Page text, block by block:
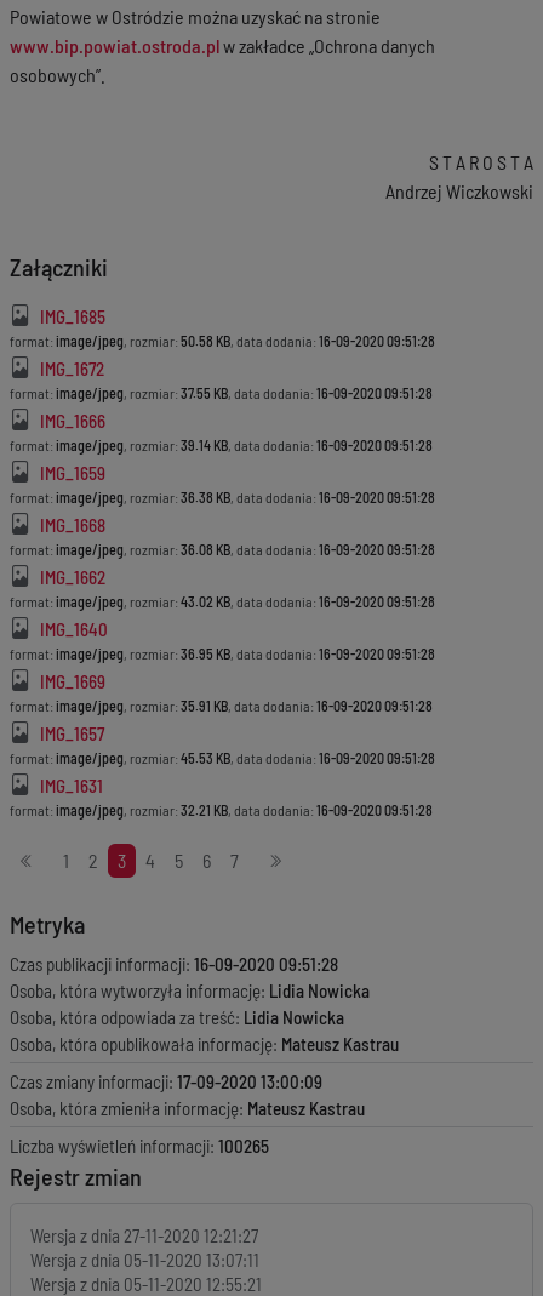
Powiatowe w Ostródzie można uzyskać na stronie
www.bip.powiat.ostroda.plw zakładce „Ochrona danych
osobowych”.
S T A R O S T A
Andrzej Wiczkowski
Załączniki
IMG_1685
format: image/jpeg, rozmiar: 50.58 KB, data dodania: 16-09-2020 09:51:28
IMG_1672
format: image/jpeg, rozmiar: 37.55 KB, data dodania: 16-09-2020 09:51:28
IMG_1666
format: image/jpeg, rozmiar: 39.14 KB, data dodania: 16-09-2020 09:51:28
IMG_1659
format: image/jpeg, rozmiar: 36.38 KB, data dodania: 16-09-2020 09:51:28
IMG_1668
format: image/jpeg, rozmiar: 36.08 KB, data dodania: 16-09-2020 09:51:28
IMG_1662
format: image/jpeg, rozmiar: 43.02 KB, data dodania: 16-09-2020 09:51:28
IMG_1640
format: image/jpeg, rozmiar: 36.95 KB, data dodania: 16-09-2020 09:51:28
IMG_1669
format: image/jpeg, rozmiar: 35.91 KB, data dodania: 16-09-2020 09:51:28
IMG_1657
format: image/jpeg, rozmiar: 45.53 KB, data dodania: 16-09-2020 09:51:28
IMG_1631
format: image/jpeg, rozmiar: 32.21 KB, data dodania: 16-09-2020 09:51:28
Stronicowanie
1 2 3 4 5 6 7
Metryka
Czas publikacji informacji: 16-09-2020 09:51:28
Osoba, która wytworzyła informację: Lidia Nowicka
Osoba, która odpowiada za treść: Lidia Nowicka
Osoba, która opublikowała informację: Mateusz Kastrau
Czas zmiany informacji: 17-09-2020 13:00:09
Osoba, która zmieniła informację: Mateusz Kastrau
Liczba wyświetleń informacji: 100265
Rejestr zmian
Wersja z dnia 27-11-2020 12:21:27
Wersja z dnia 05-11-2020 13:07:11
Wersja z dnia 05-11-2020 12:55:21